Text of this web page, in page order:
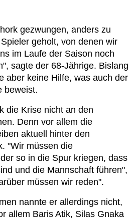
gezwungen, anders zu
geholt, von denen wir
im Laufe der Saison noch
sagte der 68-Jährige. Bislang
aber keine Hilfe, was auch der
beweist.
die Krise nicht an den
Denn vor allem die
aktuell hinter den
"Wir müssen die
so in die Spur kriegen, dass
und die Mannschaft führen",
müssen wir reden".
nannte er allerdings nicht,
allem Baris Atik, Silas Gnaka